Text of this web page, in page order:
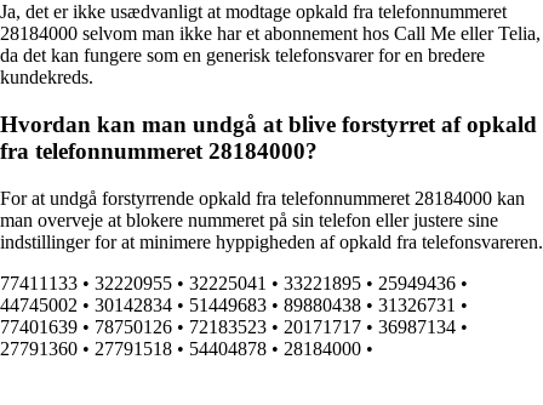
Ja, det er ikke usædvanligt at modtage opkald fra telefonnummeret
28184000 selvom man ikke har et abonnement hos Call Me eller Telia,
da det kan fungere som en generisk telefonsvarer for en bredere
kundekreds.
Hvordan kan man undgå at blive forstyrret af opkald
fra telefonnummeret 28184000?
For at undgå forstyrrende opkald fra telefonnummeret 28184000 kan
man overveje at blokere nummeret på sin telefon eller justere sine
indstillinger for at minimere hyppigheden af opkald fra telefonsvareren.
77411133 • 32220955 • 32225041 • 33221895 • 25949436 •
44745002 • 30142834 • 51449683 • 89880438 • 31326731 •
77401639 • 78750126 • 72183523 • 20171717 • 36987134 •
27791360 • 27791518 • 54404878 • 28184000 •